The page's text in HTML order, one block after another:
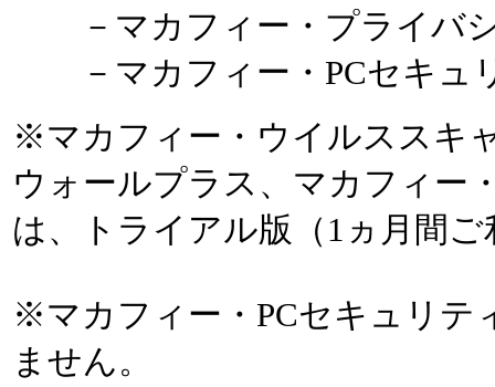
－マカフィー・プライバシ
－マカフィー・PCセキュリ
※マカフィー・ウイルススキ
ウォールプラス、マカフィー
は、トライアル版（1ヵ月間
※マカフィー・PCセキュリテ
ません。